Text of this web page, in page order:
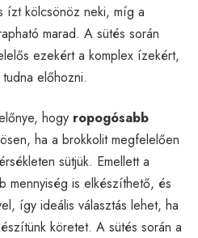
ízt kölcsönöz neki, míg a
marad. A sütés során
ezekért a komplex ízekért,
előhozni.
hogy ropogósabb
ha a brokkolit megfelelően
sütjük. Emellett a
mennyiség is elkészíthető, és
így ideális választás lehet, ha
köretet. A sütés során a